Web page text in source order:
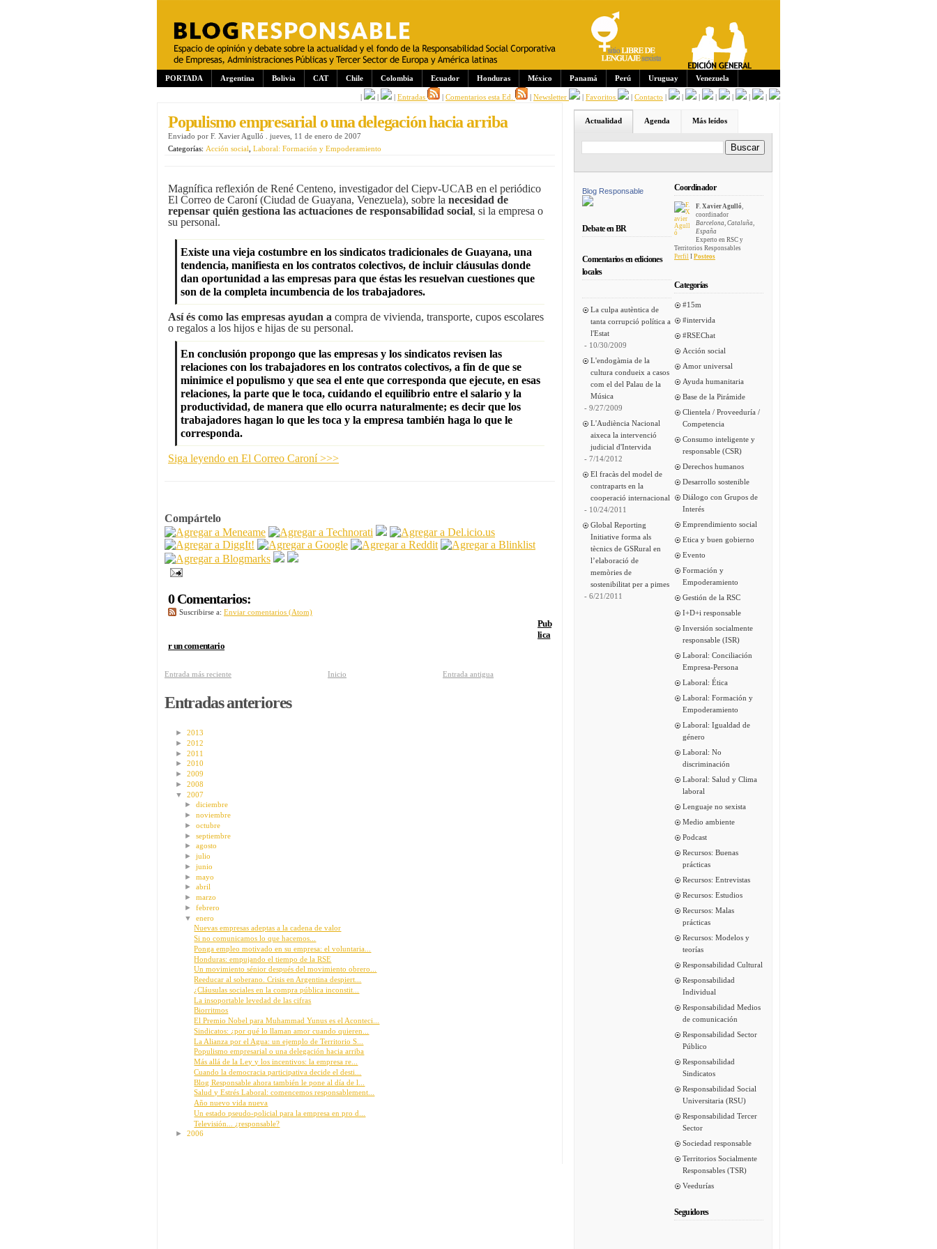
PORTADA Argentina Bolivia CAT Chile Colombia Ecuador Honduras México Panamá Perú Uruguay Venezuela
| | | Entradas | Comentarios esta Ed. | Newsletter | Favoritos | Contacto | | | | | | |
Populismo empresarial o una delegación hacia arriba
Enviado por F. Xavier Agulló
jueves, 11 de enero de 2007
Categorías: Acción social Laboral: Formación y Empoderamiento
Magnífica reflexión de René Centeno, investigador del Ciepv-UCAB en el periódico
El Correo de Caroní (Ciudad de Guayana, Venezuela), sobre la necesidad de
repensar quién gestiona las actuaciones de responsabilidad social, si la empresa o
su personal.
Existe una vieja costumbre en los sindicatos tradicionales de Guayana, una
tendencia, manifiesta en los contratos colectivos, de incluir cláusulas donde
dan oportunidad a las empresas para que éstas les resuelvan cuestiones que
son de la completa incumbencia de los trabajadores.
Así és como las empresas ayudan a compra de vivienda, transporte, cupos escolares
o regalos a los hijos e hijas de su personal.
En conclusión propongo que las empresas y los sindicatos revisen las
relaciones con los trabajadores en los contratos colectivos, a fin de que se
minimice el populismo y que sea el ente que corresponda que ejecute, en esas
relaciones, la parte que le toca, cuidando el equilibrio entre el salario y la
productividad, de manera que ello ocurra naturalmente; es decir que los
trabajadores hagan lo que les toca y la empresa también haga lo que le
corresponda.
Siga leyendo en El Correo Caroní >>>
Compártelo
0 Comentarios:
Suscribirse a: Enviar comentarios (Atom)
Pub
lica
r un comentario
Entrada más reciente Entrada antigua
Inicio
Entradas anteriores
► 2013
► 2012
► 2011
► 2010
► 2009
► 2008
▼ 2007
►diciembre
►noviembre
►octubre
►septiembre
►agosto
►julio
►junio
►mayo
►abril
►marzo
►febrero
▼enero
Nuevas empresas adeptas a la cadena de valor
Si no comunicamos lo que hacemos...
Ponga empleo motivado en su empresa: el voluntaria...
Honduras: empujando el tiempo de la RSE
Un movimiento sénior después del movimiento obrero...
Reeducar al soberano. Crisis en Argentina despiert...
¿Cláusulas sociales en la compra pública inconstit...
La insoportable levedad de las cifras
Biorritmos
El Premio Nobel para Muhammad Yunus es el Aconteci...
Sindicatos: ¿por qué lo llaman amor cuando quieren...
La Alianza por el Agua: un ejemplo de Territorio S...
Populismo empresarial o una delegación hacia arriba
Más allá de la Ley y los incentivos: la empresa re...
Cuando la democracia participativa decide el desti...
Blog Responsable ahora también le pone al día de l...
Salud y Estrés Laboral: comencemos responsablement...
Año nuevo vida nueva
Un estado pseudo-policial para la empresa en pro d...
Televisión... ¿responsable?
► 2006
Actualidad Agenda Más leídos
Blog Responsable
Debate en BR
Comentarios en ediciones
locales
La culpa autèntica de
tanta corrupció política a
l'Estat
- 10/30/2009
L'endogàmia de la
cultura condueix a casos
com el del Palau de la
Música
- 9/27/2009
L'Audiència Nacional
aixeca la intervenció
judicial d'Intervida
- 7/14/2012
El fracàs del model de
contraparts en la
cooperació internacional
- 10/24/2011
Global Reporting
Initiative forma als
tècnics de GSRural en
l’elaboració de
memòries de
sostenibilitat per a pimes
- 6/21/2011
Coordinador
F. Xavier Agulló,
coordinador
Barcelona, Cataluña,
España
Experto en RSC y
Territorios Responsables
Perfil I Posteos
Categorías
#15m
#intervida
#RSEChat
Acción social
Amor universal
Ayuda humanitaria
Base de la Pirámide
Clientela / Proveeduría /
Competencia
Consumo inteligente y
responsable (CSR)
Derechos humanos
Desarrollo sostenible
Diálogo con Grupos de
Interés
Emprendimiento social
Etica y buen gobierno
Evento
Formación y
Empoderamiento
Gestión de la RSC
I+D+i responsable
Inversión socialmente
responsable (ISR)
Laboral: Conciliación
Empresa-Persona
Laboral: Ética
Laboral: Formación y
Empoderamiento
Laboral: Igualdad de
género
Laboral: No
discriminación
Laboral: Salud y Clima
laboral
Lenguaje no sexista
Medio ambiente
Podcast
Recursos: Buenas
prácticas
Recursos: Entrevistas
Recursos: Estudios
Recursos: Malas
prácticas
Recursos: Modelos y
teorías
Responsabilidad Cultural
Responsabilidad
Individual
Responsabilidad Medios
de comunicación
Responsabilidad Sector
Público
Responsabilidad
Sindicatos
Responsabilidad Social
Universitaria (RSU)
Responsabilidad Tercer
Sector
Sociedad responsable
Territorios Socialmente
Responsables (TSR)
Veedurías
Seguidores